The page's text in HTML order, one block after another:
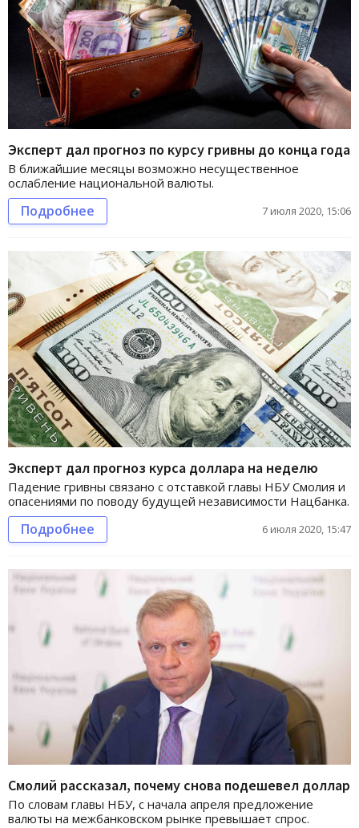
Эксперт дал прогноз по курсу гривны до конца года
В ближайшие месяцы возможно несущественное
ослабление национальной валюты.
Подробнее 7 июля 2020, 15:06
Эксперт дал прогноз курса доллара на неделю
Падение гривны связано с отставкой главы НБУ Смолия и
опасениями по поводу будущей независимости Нацбанка.
Подробнее 6 июля 2020, 15:47
Смолий рассказал, почему снова подешевел доллар
По словам главы НБУ, с начала апреля предложение
валюты на межбанковском рынке превышает спрос.